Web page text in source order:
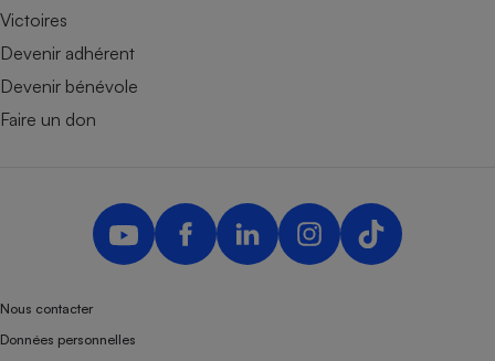
Victoires
Devenir adhérent
Devenir bénévole
Faire un don
Nous contacter
Données personnelles